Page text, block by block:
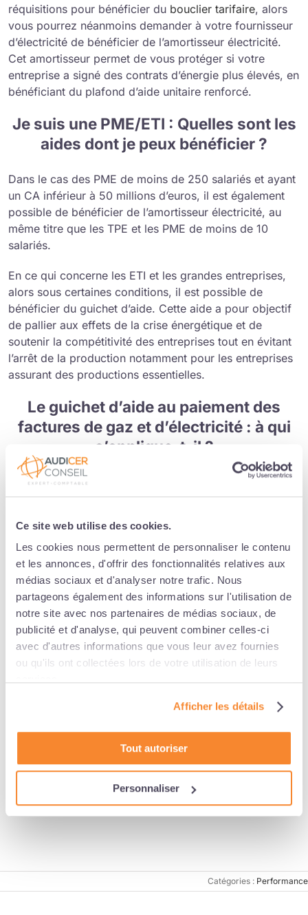
Ce site web utilise des cookies.
Les cookies nous permettent de personnaliser le contenu
et les annonces, d'offrir des fonctionnalités relatives aux
médias sociaux et d'analyser notre trafic. Nous
partageons également des informations sur l'utilisation de
notre site avec nos partenaires de médias sociaux, de
publicité et d'analyse, qui peuvent combiner celles-ci
avec d'autres informations que vous leur avez fournies
ou qu'ils ont collectées lors de votre utilisation de leurs
Afficher les détails
Tout autoriser
Personnaliser
réquisitions pour bénéficier du bouclier tarifaire, alors
vous pourrez néanmoins demander à votre fournisseur
d’électricité de bénéficier de l’amortisseur électricité.
Cet amortisseur permet de vous protéger si votre
entreprise a signé des contrats d’énergie plus élevés, en
bénéficiant du plafond d’aide unitaire renforcé.
Je suis une PME/ETI : Quelles sont les
aides dont je peux bénéficier ?
Dans le cas des PME de moins de 250 salariés et ayant
un CA inférieur à 50 millions d’euros, il est également
possible de bénéficier de l’amortisseur électricité, au
même titre que les TPE et les PME de moins de 10
salariés.
En ce qui concerne les ETI et les grandes entreprises,
alors sous certaines conditions, il est possible de
bénéficier du guichet d’aide. Cette aide a pour objectif
de pallier aux effets de la crise énergétique et de
soutenir la compétitivité des entreprises tout en évitant
l’arrêt de la production notamment pour les entreprises
assurant des productions essentielles.
Le guichet d’aide au paiement des
factures de gaz et d’électricité : à qui
s’applique-t-il ?
guichet d’aide
au paiement des factures de gaz et
d’électricité s’applique aux entreprises considérées
principalement concentrées sur quelques secteurs
industriels tels que l’industrie du papier-carton, la
chimie ou la sidérurgie. Cette aide permet de soutenir
les entreprises très énergivores en gaz et en électricité,
mais dont la continuité de la production est essentielle.
Il est important de noter que ces dispositifs d’aides sont
soumis à des conditions d’éligibilité et peuvent donc
varier en fonction des réglementations locales. C’est
vos démarches pour bénéficier de ces dispositifs.
options qui s’offrent à vous et à remplir les formulaires
N’hésitez pas à nous contacter pour tout complément
d’information ou pour bénéficier de notre
accompagnement.
Catégories : Performance